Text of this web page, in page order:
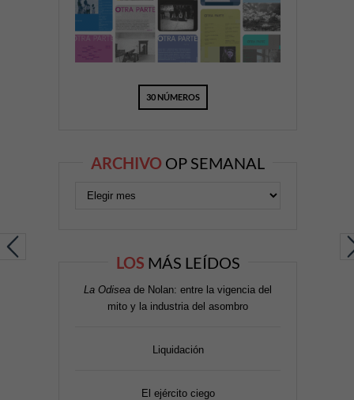
30 NÚMEROS
ARCHIVO OP SEMANAL
LOS MÁS LEÍDOS
La Odisea de Nolan: entre la vigencia del
mito y la industria del asombro
Liquidación
El ejército ciego